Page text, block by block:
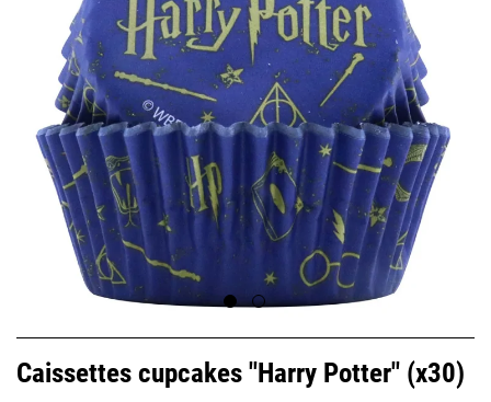
Caissettes cupcakes "Harry Potter" (x30)